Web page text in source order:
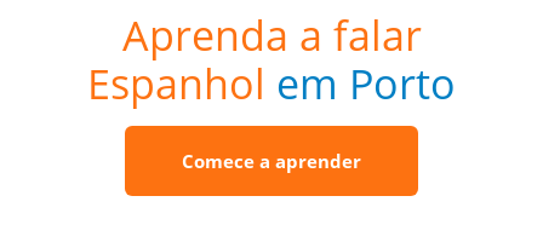
Aprenda a falar
Espanhol em Porto
Comece a aprender